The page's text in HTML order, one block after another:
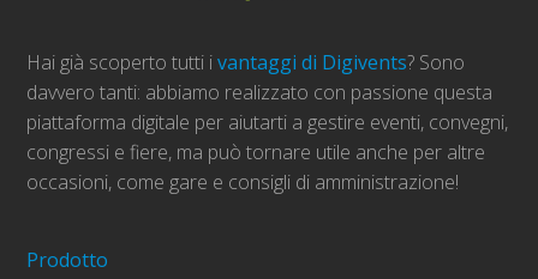
Hai già scoperto tutti ivantaggi di Digivents? Sono
davvero tanti: abbiamo realizzato con passione questa
piattaforma digitale per aiutarti a gestire eventi, convegni,
congressi e fiere, ma può tornare utile anche per altre
occasioni, come gare e consigli di amministrazione!
Prodotto